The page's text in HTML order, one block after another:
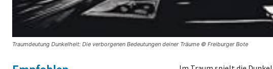
Traumdeutung Dunkelheit: Die verborgenen Bedeutungen deiner Träume © Freiburger Bote